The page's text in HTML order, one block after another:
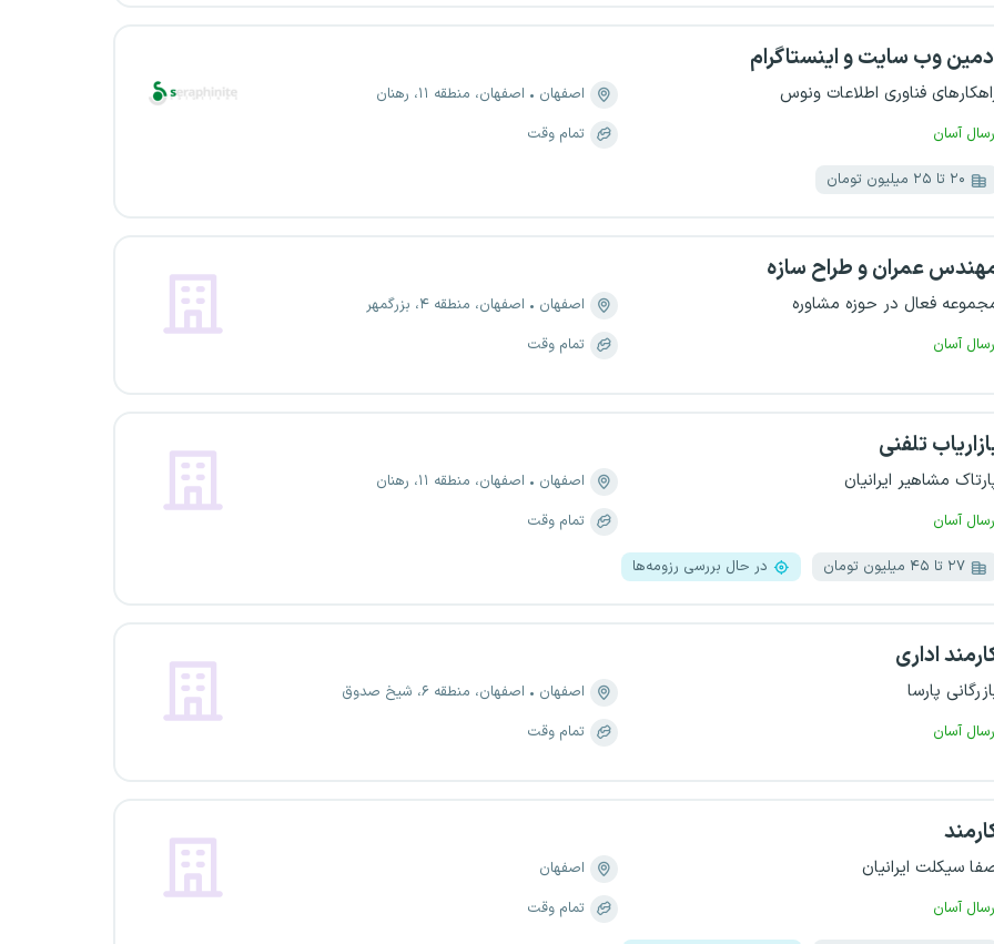
وب سایت و اینستاگرام
فناوری اطلاعات ونوس
آسان
اصفهان
اصفهان، منطقه ۱۱، رهنان
تمام وقت
۲۰ تا ۲۵ میلیون تومان
عمران و طراح سازه
فعال در حوزه مشاوره
آسان
اصفهان
اصفهان، منطقه ۴، بزرگمهر
تمام وقت
تلفنی
مشاهیر ایرانیان
آسان
اصفهان
اصفهان، منطقه ۱۱، رهنان
تمام وقت
۲۷ تا ۴۵ میلیون تومان در حال بررسی رزومه‌ها
اداری
پارسا
آسان
اصفهان
اصفهان، منطقه ۶، شیخ صدوق
تمام وقت
سیکلت ایرانیان
آسان
اصفهان
تمام وقت